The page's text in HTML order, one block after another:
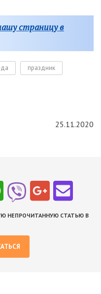
страницу в
праздник
25.11.2020
НЕПРОЧИТАННУЮ СТАТЬЮ В